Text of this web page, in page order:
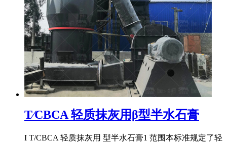
T∕CBCA 轻质抹灰用β型半水石膏
I T/CBCA 轻质抹灰用 型半水石膏1 范围本标准规定了轻